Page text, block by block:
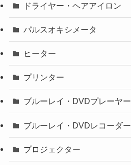
ドライヤー・ヘアアイロン
パルスオキシメータ
ヒーター
プリンター
ブルーレイ・DVDプレーヤー
ブルーレイ・DVDレコーダー
プロジェクター